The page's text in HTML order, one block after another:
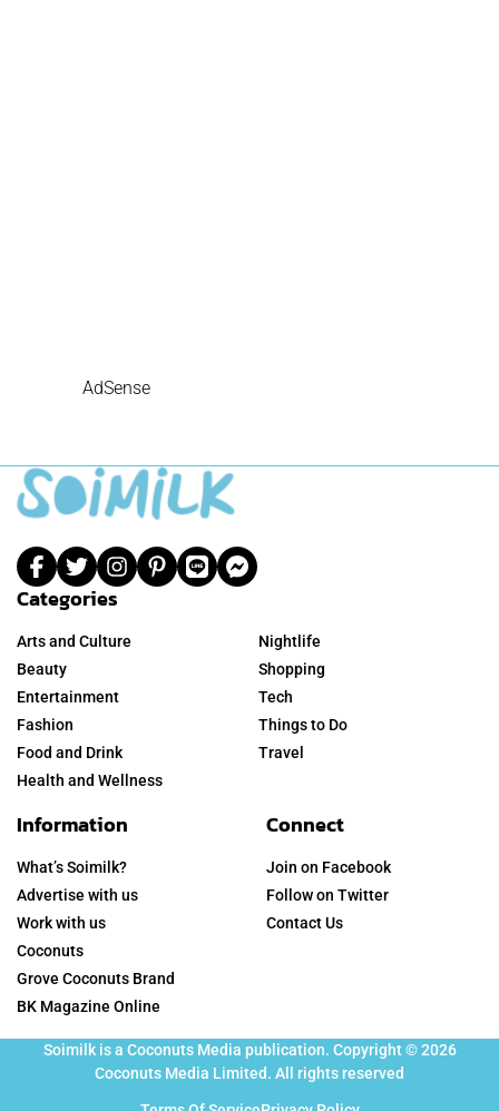
AdSense
Categories
Arts and Culture
Beauty
Entertainment
Fashion
Food and Drink
Health and Wellness
Nightlife
Shopping
Tech
Things to Do
Travel
Information
What’s Soimilk?
Advertise with us
Work with us
Coconuts
Grove Coconuts Brand
BK Magazine Online
Connect
Join on Facebook
Follow on Twitter
Contact Us
Soimilk is a Coconuts Media publication. Copyright © 2026
Coconuts Media Limited. All rights reserved